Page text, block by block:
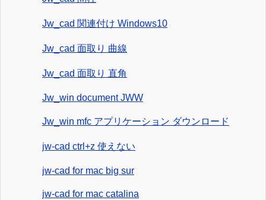
Jw_cad 関連付け Windows10
Jw_cad 面取り 曲線
Jw_cad 面取り 直角
Jw_win document JWW
Jw_win mfc アプリケーション ダウンロード
jw-cad ctrl+z 使えない
jw-cad for mac big sur
jw-cad for mac catalina